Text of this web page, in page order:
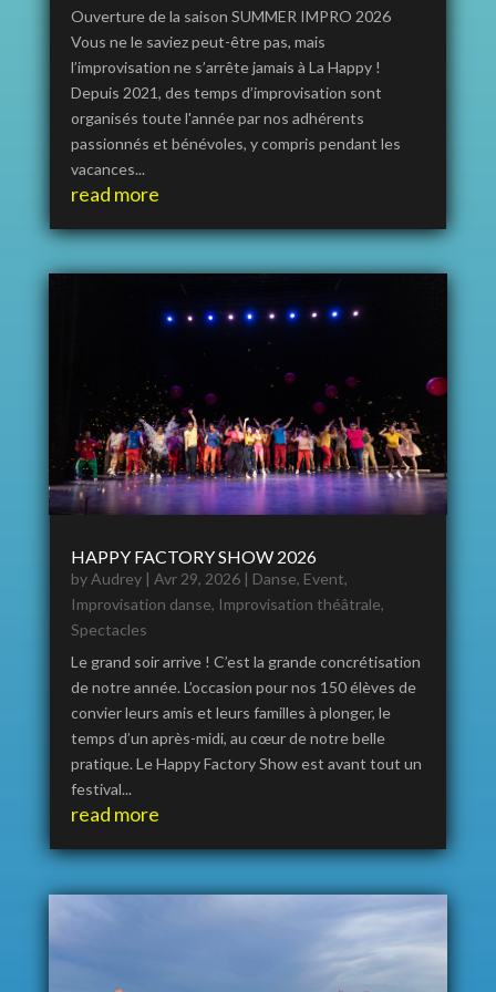
Ouverture de la saison SUMMER IMPRO 2026
Vous ne le saviez peut-être pas, mais
l’improvisation ne s’arrête jamais à La Happy !
Depuis 2021, des temps d’improvisation sont
organisés toute l'année par nos adhérents
passionnés et bénévoles, y compris pendant les
vacances...
read more
HAPPY FACTORY SHOW 2026
byAudrey| Avr 29, 2026| Danse, Event,
Improvisation danse, Improvisation théâtrale,
Spectacles
Le grand soir arrive ! C’est la grande concrétisation
de notre année. L’occasion pour nos 150 élèves de
convier leurs amis et leurs familles à plonger, le
temps d’un après-midi, au cœur de notre belle
pratique. Le Happy Factory Show est avant tout un
festival...
read more